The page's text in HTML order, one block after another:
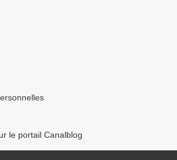
le portail Canalblog